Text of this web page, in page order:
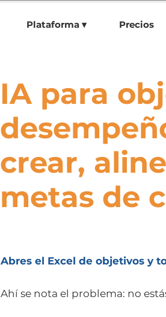
Plataforma ▾ Precios
IA para
crear,
metas de
Abres el Excel de objetivos y
Ahí se nota el problema: no